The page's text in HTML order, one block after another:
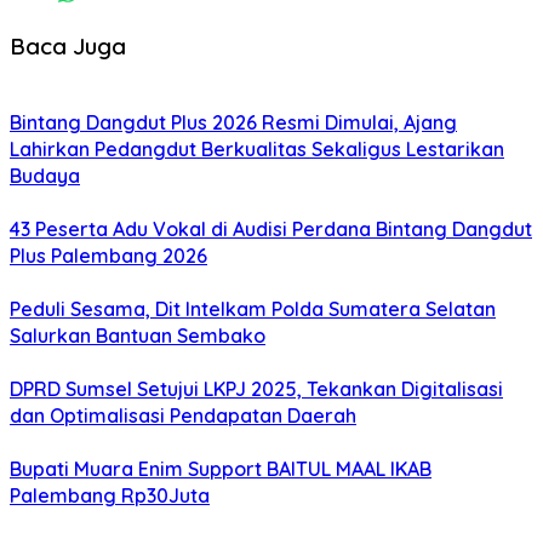
Baca Juga
Bintang Dangdut Plus 2026 Resmi Dimulai, Ajang
Lahirkan Pedangdut Berkualitas Sekaligus Lestarikan
Budaya
43 Peserta Adu Vokal di Audisi Perdana Bintang Dangdut
Plus Palembang 2026
Peduli Sesama, Dit Intelkam Polda Sumatera Selatan
Salurkan Bantuan Sembako
DPRD Sumsel Setujui LKPJ 2025, Tekankan Digitalisasi
dan Optimalisasi Pendapatan Daerah
Bupati Muara Enim Support BAITUL MAAL IKAB
Palembang Rp30Juta